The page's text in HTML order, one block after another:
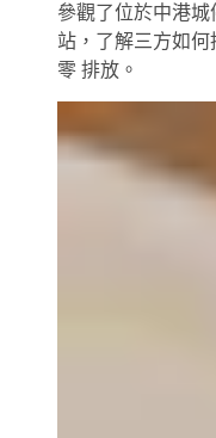
參觀了位於中港城
站，了解三方如
零 排放。